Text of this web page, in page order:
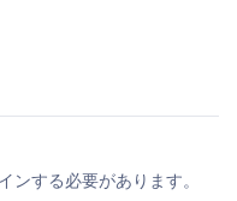
ンする必要があります。